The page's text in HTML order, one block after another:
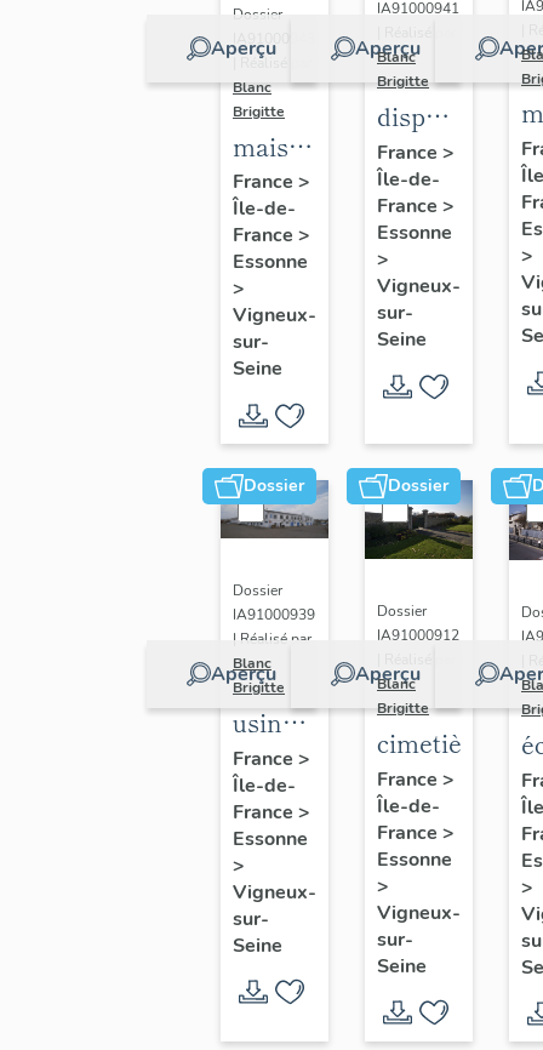
Aperçu
Dossier
| Réalisé par
Blanc
Brigitte
maison
de
notable
dite
maison
Piketty
ou
château
des
Sablières,
la
Pierre
Mousseau
France >
Île-de-
France >
Essonne
>
Vigneux-
sur-
Seine
Aperçu
IA91000941
Blanc
Brigitte
dispensaire
Jeanne
d'Arc
France >
Île-de-
France >
Essonne
>
Vigneux-
sur-
Seine
>
Dossier
Aperçu
Dossier
IA91000939
| Réalisé par
Blanc
Brigitte
usine
de
construction
navale
de la
Compagnie
des
Sablières
de la
France >
Île-de-
France >
Essonne
>
Vigneux-
sur-
Seine
Dossier
Aperçu
Dossier
IA91000912
Blanc
Brigitte
cimetière
France >
Île-de-
France >
Essonne
>
Vigneux-
sur-
Seine
>